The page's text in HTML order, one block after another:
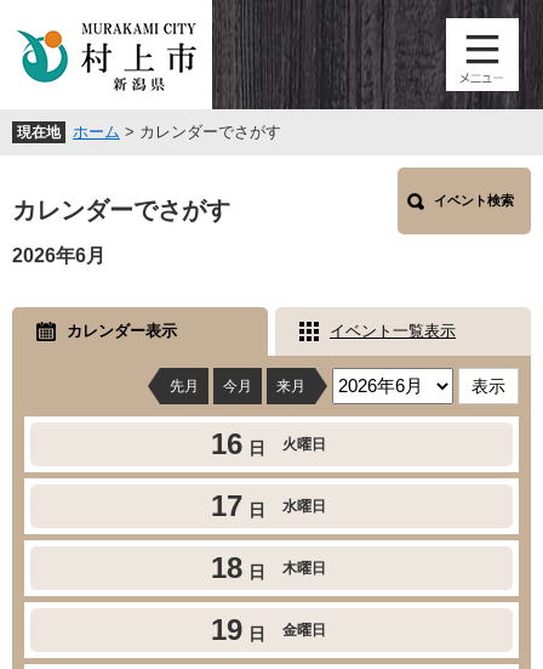
頭
。
飛
て
文
現在地 ホーム > カレンダーでさがす
文
カレンダーでさがす イベント検索
2026年6月
カレンダー表示 イベント一覧表示
先月 今月 来月
16 日 火曜日
17 日 水曜日
18 日 木曜日
19 日 金曜日